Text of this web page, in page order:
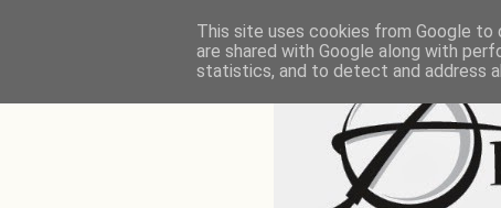
This site uses cookies from Google to
are shared with Google along with
statistics, and to detect and address